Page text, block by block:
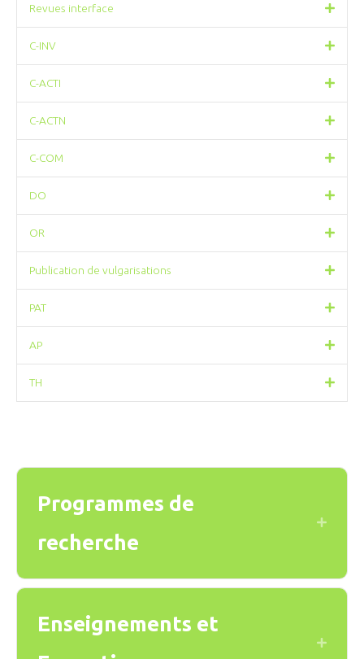
Revues interface
C-INV
C-ACTI
C-ACTN
C-COM
DO
OR
Publication de vulgarisations
PAT
AP
TH
Programmes de
recherche
Expand
Enseignements et
Expand